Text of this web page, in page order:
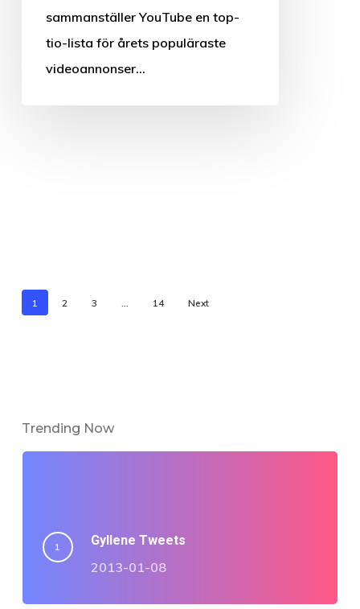
sammanställer YouTube en top-
tio-lista för årets populäraste
videoannonser…
1 2 3 … 14 Next
Trending Now
Gyllene Tweets
2013-01-08